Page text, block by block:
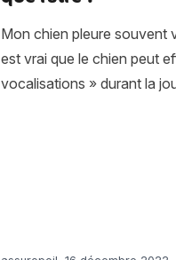
Mon chien pleure souvent
est vrai que le chien peut
vocalisations » durant la
Article rédigé par